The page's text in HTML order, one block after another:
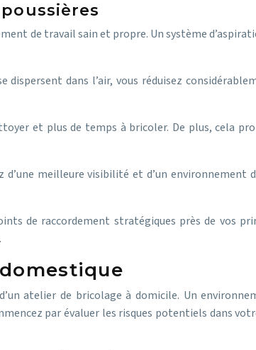
de travail sain et propre. Un système
dans l’air, vous réduisez
et plus de temps à bricoler. De plus, cela
d’une meilleure visibilité et d’un
de raccordement stratégiques près de vos
atelier de bricolage à domicile. Un
par évaluer les risques potentiels dans